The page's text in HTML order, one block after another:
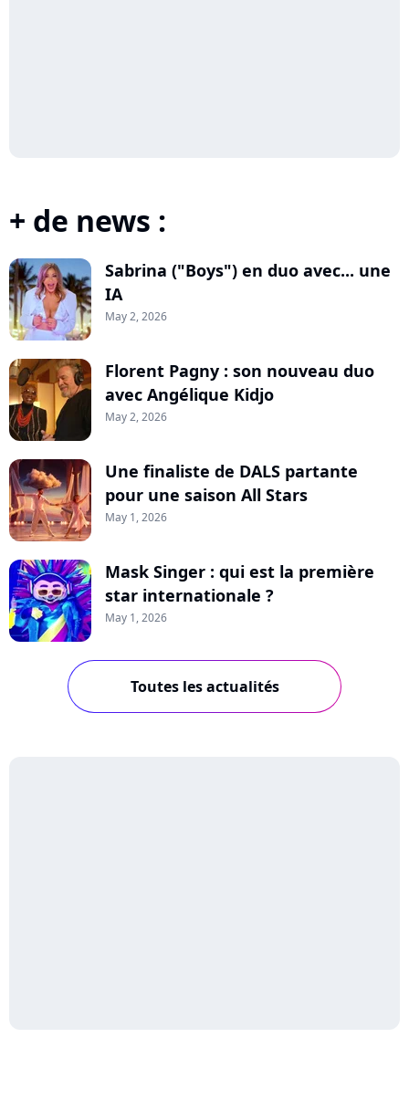
+ de news :
Sabrina ("Boys") en duo avec... une
IA
May 2, 2026
Florent Pagny : son nouveau duo
avec Angélique Kidjo
May 2, 2026
Une finaliste de DALS partante
pour une saison All Stars
May 1, 2026
Mask Singer : qui est la première
star internationale ?
May 1, 2026
Toutes les actualités